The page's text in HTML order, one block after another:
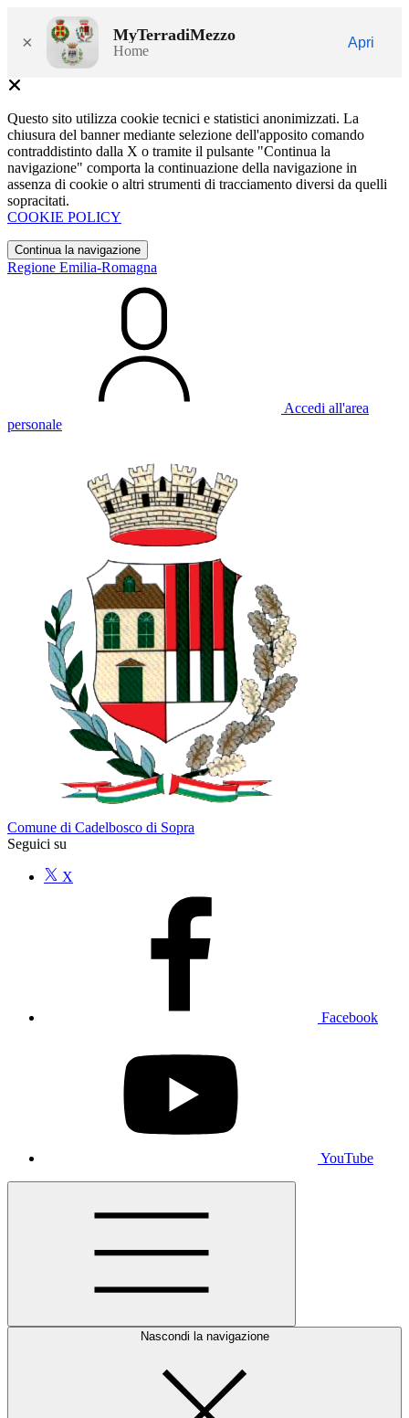
× MyTerradiMezzo
Home
Apri
Questo sito utilizza cookie tecnici e statistici anonimizzati. La
chiusura del banner mediante selezione dell'apposito comando
contraddistinto dalla X o tramite il pulsante "Continua la
navigazione" comporta la continuazione della navigazione in
assenza di cookie o altri strumenti di tracciamento diversi da quelli
sopracitati.
COOKIE POLICY
Continua la navigazione
Regione Emilia-Romagna
Accedi all'area
personale
Comune di Cadelbosco di Sopra
Seguici su
X
Facebook
YouTube
Nascondi la navigazione